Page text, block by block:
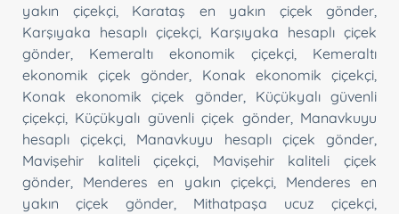
yakın çiçekçi, Karataş en yakın çiçek gönder
Karşıyaka hesaplı çiçekçi
Karşıyaka hesaplı çiçek
gönder
Kemeraltı ekonomik çiçekçi
Kemeraltı
ekonomik çiçek gönder
Konak ekonomik çiçekçi
Konak ekonomik çiçek gönder, Küçükyalı güvenli
çiçekçi Küçükyalı güvenli çiçek gönder, Manavkuyu
hesaplı çiçekçi
Manavkuyu hesaplı çiçek gönder
Mavişehir kaliteli çiçekçi
Mavişehir kaliteli çiçek
gönder
Menderes en yakın çiçekçi, Menderes en
yakın çiçek gönder
Mithatpaşa ucuz çiçekçi